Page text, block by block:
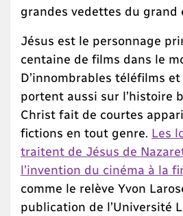
grandes vedettes du grand
Jésus est le personnage
centaine de films dans le
D’innombrables téléfilms
portent aussi sur l’histoire
Christ fait de courtes
fictions en tout genre. Les
traitent de Jésus de
l’invention du cinéma à la
comme le relève Yvon
publication de l’Université